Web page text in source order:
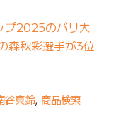
プ2025のバリ大
森秋彩選手が3位
谷真鈴, 商品検索